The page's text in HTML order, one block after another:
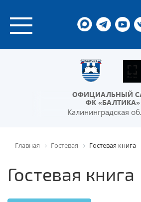
ОФИЦИАЛЬНЫЙ
ФК «БАЛТИКА»
Калининградская
Главная Гостевая Гостевая книга
Гостевая книга